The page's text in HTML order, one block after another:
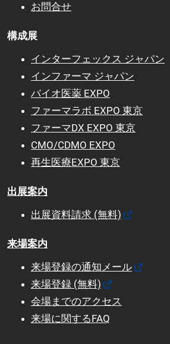
お問合せ
構成展
インターフェックス ジャパン
インファーマ ジャパン
バイオ医薬 EXPO
ファーマラボ EXPO 東京
ファーマDX EXPO 東京
CMO/CDMO EXPO
再生医療EXPO 東京
出展案内
出展資料請求 (無料)
来場案内
来場登録の通知メール
来場登録 (無料)
会場までのアクセス
来場に関するFAQ